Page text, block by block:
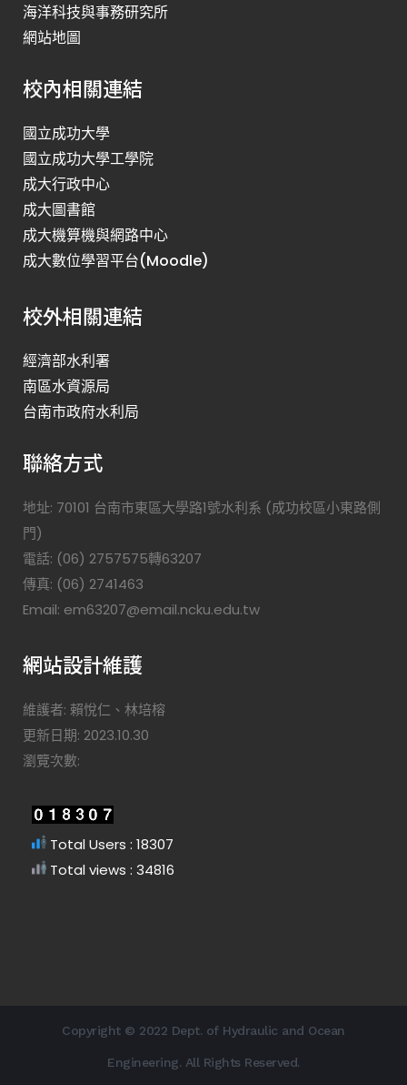
海洋科技與事務研究所
網站地圖
校內相關連結
國立成功大學
國立成功大學工學院
成大行政中心
成大圖書館
成大機算機與網路中心
成大數位學習平台(Moodle)
校外相關連結
經濟部水利署
南區水資源局
台南市政府水利局
聯絡方式
地址: 70101 台南市東區大學路1號水利系 (成功校區小東路側
門)
電話: (06) 2757575轉63207
傳真: (06) 2741463
Email: em63207@email.ncku.edu.tw
網站設計維護
維護者: 賴悅仁、林培榕
更新日期: 2023.10.30
瀏覽次數:
Total Users : 18307
Total views : 34816
Copyright © 2022 Dept. of Hydraulic and Ocean
Engineering. All Rights Reserved.